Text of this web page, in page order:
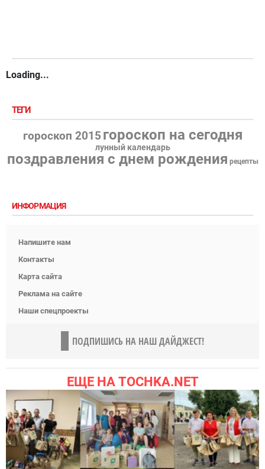
Loading...
ТЕГИ
гороскоп 2015 гороскоп на сегодня
лунный календарь
поздравления с днем рождения рецепты
ИНФОРМАЦИЯ
Напишите нам
Контакты
Карта сайта
Реклама на сайте
Наши спецпроекты
ПОДПИШИСЬ НА НАШ ДАЙДЖЕСТ!
ЕЩЕ НА TOCHKA.NET